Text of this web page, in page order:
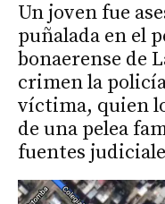
Un joven fue
puñalada en el
bonaerense de
crimen la
víctima, quien
de una pelea
fuentes